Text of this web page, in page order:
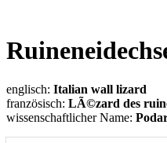
englisch: Italian wall lizard
französisch: LÃ©zard des
wissenschaftlicher Name: